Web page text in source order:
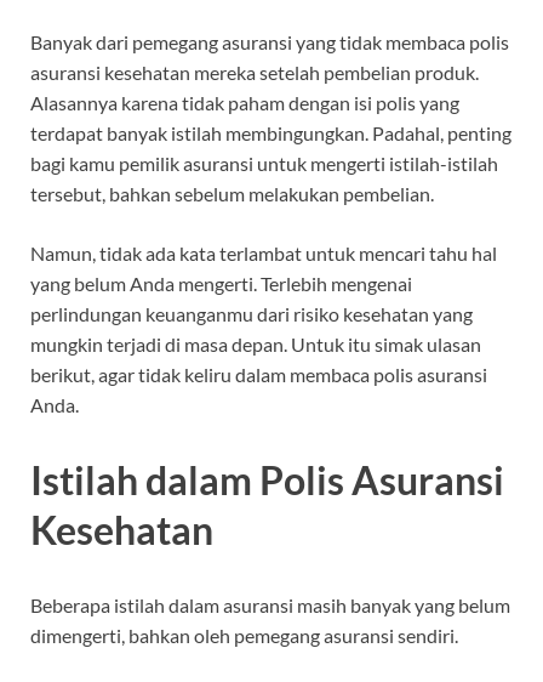
Banyak dari pemegang asuransi yang tidak membaca polis
asuransi kesehatan mereka setelah pembelian produk.
Alasannya karena tidak paham dengan isi polis yang
terdapat banyak istilah membingungkan. Padahal, penting
bagi kamu pemilik asuransi untuk mengerti istilah-istilah
tersebut, bahkan sebelum melakukan pembelian.
Namun, tidak ada kata terlambat untuk mencari tahu hal
yang belum Anda mengerti. Terlebih mengenai
perlindungan keuanganmu dari risiko kesehatan yang
mungkin terjadi di masa depan. Untuk itu simak ulasan
berikut, agar tidak keliru dalam membaca polis asuransi
Anda.
Istilah dalam Polis Asuransi
Kesehatan
Beberapa istilah dalam asuransi masih banyak yang belum
dimengerti, bahkan oleh pemegang asuransi sendiri.